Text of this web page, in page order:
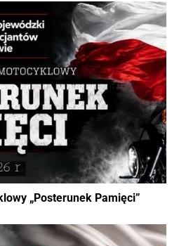
„Posterunek Pamięci”